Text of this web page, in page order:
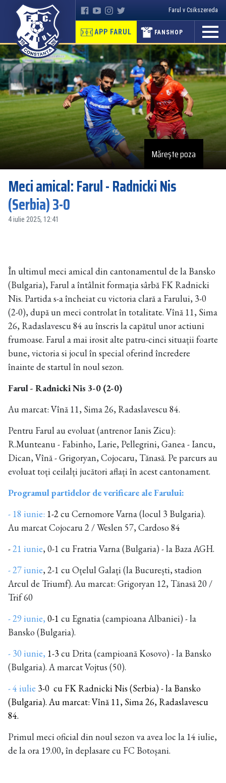
Farul v Csikszereda
APP FARUL FANSHOP
Mărește poza
Meci amical: Farul - Radnicki Nis
(Serbia) 3-0
4 iulie 2025, 12:41
În ultimul meci amical din cantonamentul de la Bansko
(Bulgaria), Farul a întâlnit formația sârbă FK Radnicki
Nis. Partida s-a încheiat cu victoria clară a Farului, 3-0
(2-0), după un meci controlat în totalitate. Vînă 11, Sima
26, Radaslavescu 84 au înscris la capătul unor actiuni
frumoase. Farul a mai irosit alte patru-cinci situații foarte
bune, victoria si jocul în special oferind încredere
înainte de startul în noul sezon.
Farul - Radnicki Nis 3-0 (2-0)
Au marcat: Vînă 11, Sima 26, Radaslavescu 84.
Pentru Farul au evoluat (antrenor Ianis Zicu):
R.Munteanu - Fabinho, Larie, Pellegrini, Ganea - Iancu,
Dican, Vînă - Grigoryan, Cojocaru, Tănasă. Pe parcurs au
evoluat toți ceilalți jucători aflați în acest cantonament.
Programul partidelor de verificare ale Farului:
- 18 iunie: 1-2cu Cernomore Varna (locul 3 Bulgaria).
Au marcat Cojocaru 2 / Weslen 57, Cardoso 84
-21 iunie, 0-1 cu Fratria Varna (Bulgaria) - la Baza AGH.
- 27 iunie, 2-1 cu Oțelul Galați (la București, stadion
Arcul de Triumf). Au marcat: Grigoryan 12, Tănasă 20 /
Trif 60
- 29 iunie, 0-1 cu Egnatia (campioana Albaniei) - la
Bansko (Bulgaria).
- 30 iunie, 1-3cu Drita (campioană Kosovo) - la Bansko
(Bulgaria). A marcat Vojtus (50).
- 4 iulie 3-0 cu FK Radnicki Nis (Serbia) - la Bansko
(Bulgaria). Au marcat: Vînă 11, Sima 26, Radaslavescu
84.
Primul meci oficial din noul sezon va avea loc la 14 iulie,
de la ora 19.00, în deplasare cu FC Botoșani.